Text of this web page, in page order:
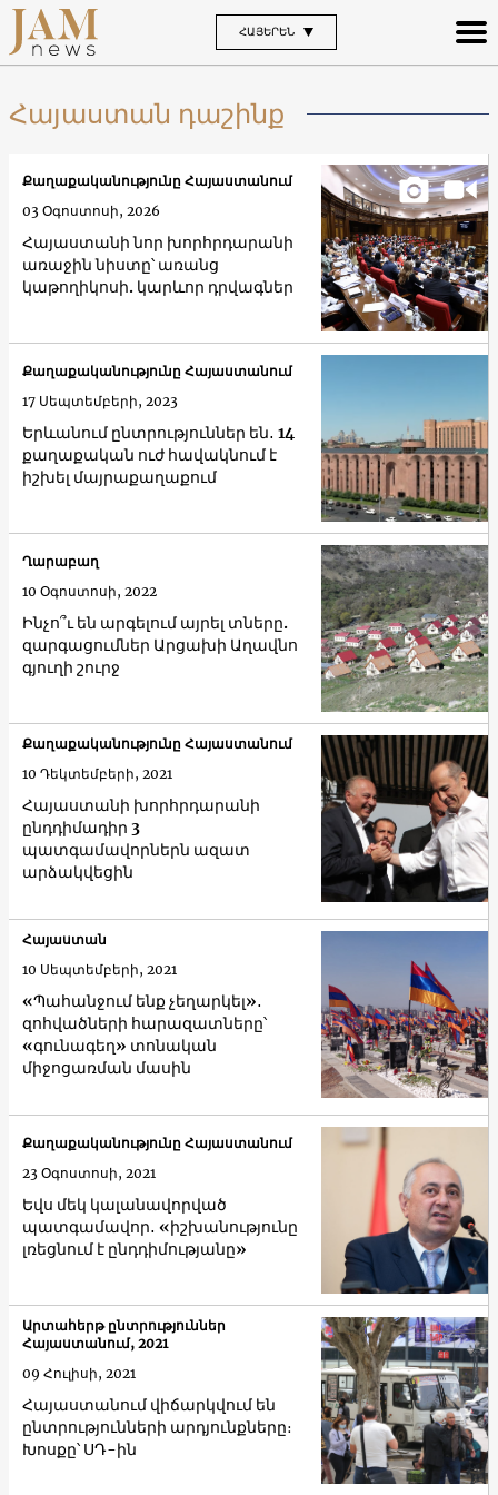
ՀԱՅԵՐԵՆ
Հայաստան դաշինք
Հայաստանի նոր խորհրդարանի
առաջին նիստը՝ առանց
կաթողիկոսի. կարևոր դրվագներ
Քաղաքականությունը Հայաստանում
03 Օգոստոսի, 2026
Երևանում ընտրություններ են․ 14
քաղաքական ուժ հավակնում է
իշխել մայրաքաղաքում
Քաղաքականությունը Հայաստանում
17 Սեպտեմբերի, 2023
Ինչո՞ւ են արգելում այրել տները.
զարգացումներ Արցախի Աղավնո
գյուղի շուրջ
Ղարաբաղ
10 Օգոստոսի, 2022
Հայաստանի խորհրդարանի
ընդդիմադիր 3
պատգամավորներն ազատ
արձակվեցին
Քաղաքականությունը Հայաստանում
10 Դեկտեմբերի, 2021
«Պահանջում ենք չեղարկել»․
զոհվածների հարազատները՝
«գունագեղ» տոնական
միջոցառման մասին
Հայաստան
10 Սեպտեմբերի, 2021
Եվս մեկ կալանավորված
պատգամավոր․ «իշխանությունը
լռեցնում է ընդդիմությանը»
Քաղաքականությունը Հայաստանում
23 Օգոստոսի, 2021
Հայաստանում վիճարկվում են
ընտրությունների արդյունքները։
Խոսքը՝ ՍԴ-ին
Արտահերթ ընտրություններ
Հայաստանում, 2021
09 Հուլիսի, 2021